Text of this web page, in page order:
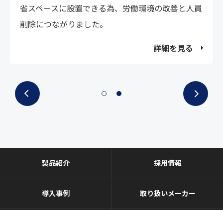
省スペースに設置できる為、労働環境の改善と人員
削除につながりました。
詳細を見る
製品紹介
導入事例
採用情報
取り扱いメーカー